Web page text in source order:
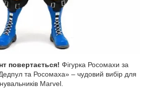
повертається! Фігурка Росомахи за
та Росомаха» – чудовий вибір для
Marvel.